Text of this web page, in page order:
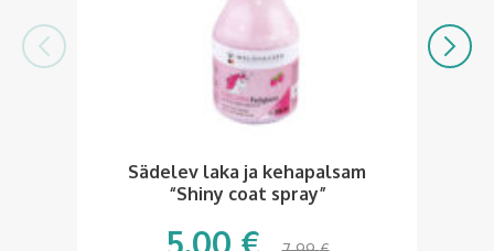
Sädelev laka ja kehapalsam
“Shiny coat spray”
5.00 €